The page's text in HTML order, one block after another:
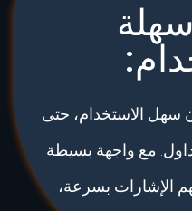
سهل الاستخدام، حتى
مع واجهة بسيطة
الإشارات بسرعة،